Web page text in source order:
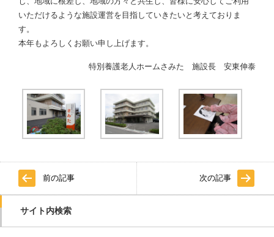
いただけるような施設運営を目指していきたいと考えておりま
す。
本年もよろしくお願い申し上げます。
特別養護老人ホームさみた 施設長 安東伸泰
前の記事 次の記事
サイト内検索